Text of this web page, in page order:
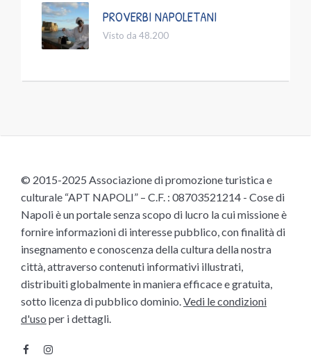
PROVERBI NAPOLETANI
Visto da 48.200
© 2015-2025 Associazione di promozione turistica e
culturale “APT NAPOLI” – C.F. : 08703521214 - Cose di
Napoli è un portale senza scopo di lucro la cui missione è
fornire informazioni di interesse pubblico, con finalità di
insegnamento e conoscenza della cultura della nostra
città, attraverso contenuti informativi illustrati,
distribuiti globalmente in maniera efficace e gratuita,
sotto licenza di pubblico dominio.Vedi le condizioni
d'uso per i dettagli.